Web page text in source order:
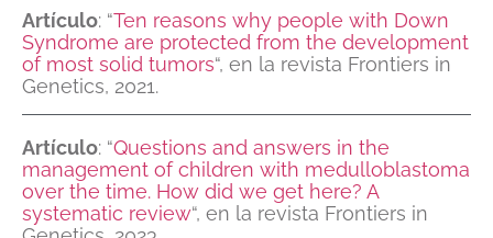
Artículo: “Ten reasons why people with Down
Syndrome are protected from the development
of most solid tumors“, en la revista Frontiers in
Genetics, 2021.
Artículo: “Questions and answers in the
management of children with medulloblastoma
over the time. How did we get here? A
systematic review“, en la revista Frontiers in